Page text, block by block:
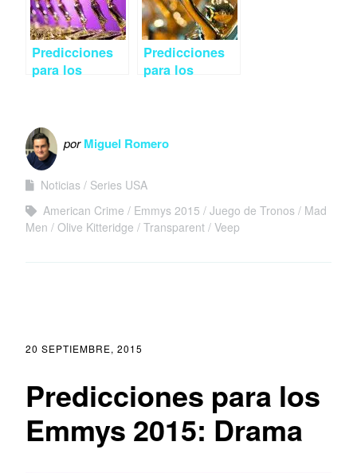
Predicciones
para los
Predicciones
para los
porMiguel Romero
Noticias
Series USA
American Crime
Emmys 2015 Juego de Tronos
Mad
Men
Olive Kitteridge Transparent Veep
20 SEPTIEMBRE, 2015
Predicciones para los
Emmys 2015: Drama